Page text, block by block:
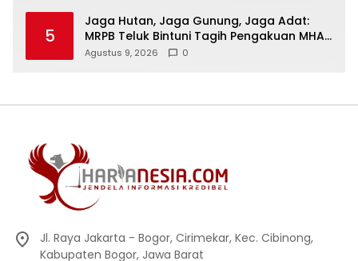
5
Jaga Hutan, Jaga Gunung, Jaga Adat:
MRPB Teluk Bintuni Tagih Pengakuan MHA
Esnam dan Isbained
Agustus 9, 2026 0
Jl. Raya Jakarta - Bogor, Cirimekar, Kec. Cibinong,
Kabupaten Bogor, Jawa Barat